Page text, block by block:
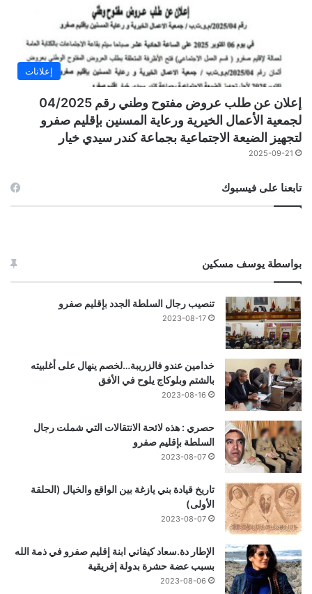
إعلانات
إعلان عن طلب عروض مفتوح وطني رقم 04/2025
لجمعية الأعمال الخيرية ورعاية المسنين بإقليم صفرو
لتجهيز الضيعة الاجتماعية بجماعة كندر سيدي خيار
2025-09-21
تابعنا على فيسبوك
بواسطة يوسف مسكين
تنصيب رجال السلطة الجدد بإقليم صفرو
2023-08-17
خدامين عندو فالزريبة…لخصم ينهال على أغلبيته
بالشتم وبلوكاج يلوح في الأفق
2023-08-16
حصري : هذه لائحة الانتقالات التي شملت رجال
السلطة بإقليم صفرو
2023-08-07
تاريخ قيادة بني يازغة بين الواقع والخيال (الحلقة
الأولى)
2023-08-07
الإطار دة.سعاد كيفاني ابنة إقليم صفرو في ذمة الله
بسبب عضة حشرة بدولة إفريقية
2023-08-06